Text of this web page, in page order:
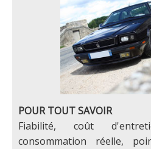
POUR TOUT SAVOIR
Fiabilité, coût
consommation réelle,